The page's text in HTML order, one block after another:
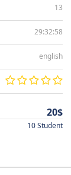
13
29:32:58
english
20$
10 Student